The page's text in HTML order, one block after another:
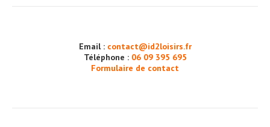
Email : contact@id2loisirs.fr
Téléphone : 06 09 395 695
Formulaire de contact